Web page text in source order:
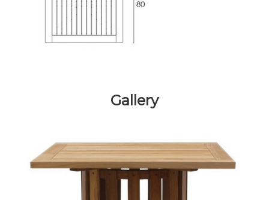
Gallery